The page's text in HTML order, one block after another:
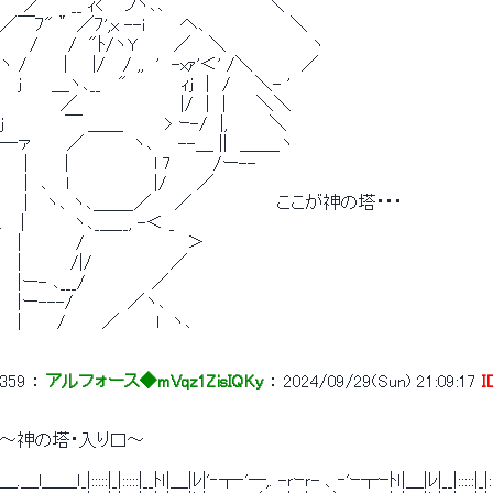
／　　 __ ｨ<￣フヽ､､　　　　　　　　 ＼
／￣ﾌ"＂ ／ﾌ',x --i　 　 へ､　　　　　　　＼
/　　 /　"ﾄ/ヽY　　　／　 ＼　　　　　　　ヽ
ヽ /　　　|　　|/　 / ,,　'　-xｧ'＜' /＼　　　　／
j　　 ＿ヽ､__　 "　　　　 ｨj　|　/　　＼- '
／　　　　　　　　 |/　|　|　　 ＼＼
j　　　　　￣ ＿＿　　　 > ｰ-/　|,　　　 ＼
─ァ　　　／　　　　ヽ､　　--＿ ||　＿＿_ヽ
|　　　|　　　　　　　l 7　　　 /ー--
|　､　 l　　　　　　　|/　　 ／
|　 ヽ､ ヽ､＿＿_／ 　 ／　　　　　　　ここが神の塔・・・
.　 |　　　　ヽ､_＿__, -＜ _
|　　　　 /　　　　　　　　 ＞
|　　　　/|/　　　　　　 ／
|ー- ､___/　　　　　 ／
|ー---/　　　　 ／ヽ､
|　 　 /　　　／　　　l　ヽ､
359 ： アルフォース◆mVqz1ZisIQKy ： 2024/09/29(Sun) 21:09:17
～神の塔・入り口～
＿.＿l＿＿ｌ_|:::::|_|:::::|__ﾄｌ|＿|ﾚ|'‐┬‐'―,. -ｒｰｒ- 、‐'ｰ┬ｰﾄｌ|＿|ﾚ